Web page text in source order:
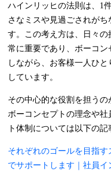
ハインリッヒの法則は、1
さなミスや見過ごされが
す。この考え方は、日々
常に重要であり、ボーコ
しながら、お客様一人ひ
しています。
その中心的な役割を担うの
ボーコンセプトの理念や
ト体制については以下の記
それぞれのゴールを目指
でサポートします｜社員イ